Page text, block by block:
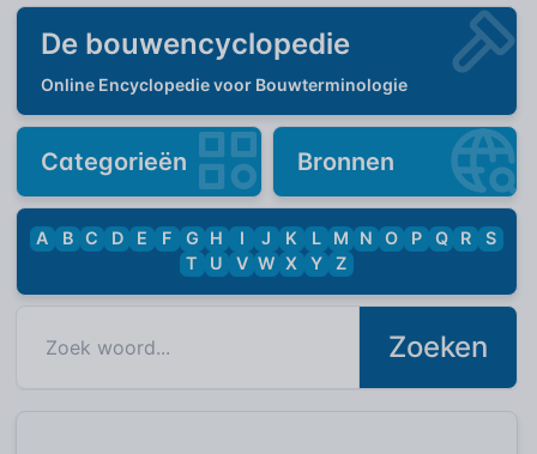
De bouwencyclopedie
Online Encyclopedie voor Bouwterminologie
Categorieën Bronnen
A B C D E F G H I J K L M N O P Q R
S
T
U V W X Y Z
Zoeken